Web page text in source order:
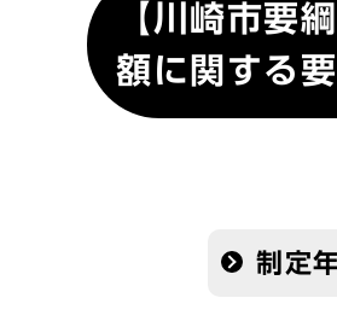
【川崎市要
額に関する
制定